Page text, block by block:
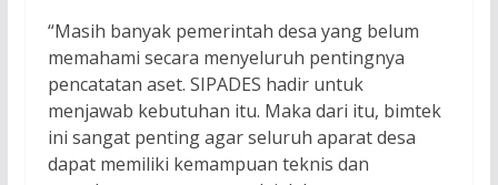
“Masih banyak pemerintah desa yang belum
memahami secara menyeluruh pentingnya
pencatatan aset. SIPADES hadir untuk
menjawab kebutuhan itu. Maka dari itu, bimtek
ini sangat penting agar seluruh aparat desa
dapat memiliki kemampuan teknis dan